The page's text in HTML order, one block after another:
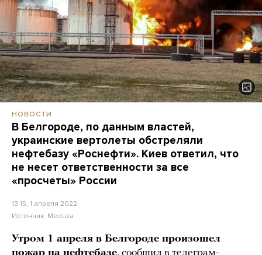
НОВОСТИ
В Белгороде, по данным властей,
украинские вертолеты обстреляли
нефтебазу «Роснефти». Киев ответил, что
не несет ответственности за все
«просчеты» России
13:15, 1 апреля 2022
Источник: Meduza
Утром 1 апреля в Белгороде произошел